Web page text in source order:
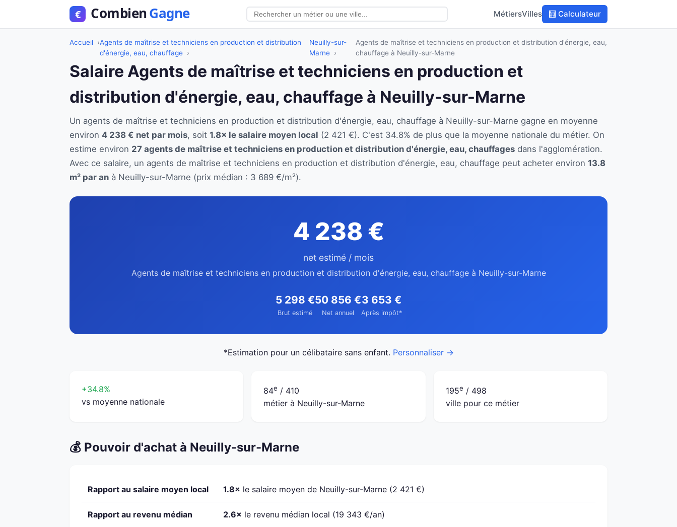
MétiersVilles 🧮 Calculateur
Accueil
Agents de maîtrise et techniciens en production et distribution
d'énergie, eau, chauffage
Neuilly-sur-
Marne
Agents de maîtrise et techniciens en production et distribution d'énergie, eau,
chauffage à Neuilly-sur-Marne
Salaire Agents de maîtrise et techniciens en production et
distribution d'énergie, eau, chauffage à Neuilly-sur-Marne
Un agents de maîtrise et techniciens en production et distribution d'énergie, eau, chauffage à Neuilly-sur-Marne gagne en moyenne
environ 4 238 € net par mois, soit 1.8× le salaire moyen local (2 421 €). C'est 34.8% de plus que la moyenne nationale du métier. On
estime environ 27 agents de maîtrise et techniciens en production et distribution d'énergie, eau, chauffages dans l'agglomération.
Avec ce salaire, un agents de maîtrise et techniciens en production et distribution d'énergie, eau, chauffage peut acheter environ 13.8
m² par an à Neuilly-sur-Marne (prix médian : 3 689 €/m²).
4 238 €
net estimé / mois
Agents de maîtrise et techniciens en production et distribution d'énergie, eau, chauffage à Neuilly-sur-Marne
5 298 €
Brut estimé
50 856 €
Net annuel
3 653 €
Après impôt*
*Estimation pour un célibataire sans enfant. Personnaliser →
+34.8%
vs moyenne nationale
84e / 410
métier à Neuilly-sur-Marne
195e / 498
ville pour ce métier
💰 Pouvoir d'achat à Neuilly-sur-Marne
Rapport au salaire moyen local 1.8× le salaire moyen de Neuilly-sur-Marne (2 421 €)
Rapport au revenu médian 2.6× le revenu médian local (19 343 €/an)